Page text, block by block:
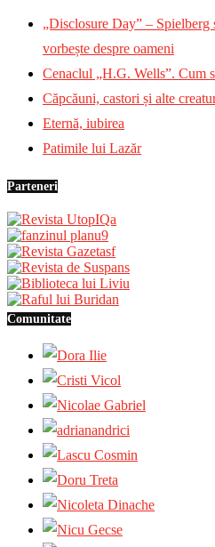
„Disclosure Day” – Spielberg
vorbește despre oameni
Cenaclul „H.G. Wells”. Cum
Căpcăuni, castori și alte
Eternă, iubirea
Patimile lui Lazăr
Parteneri
Comunitate